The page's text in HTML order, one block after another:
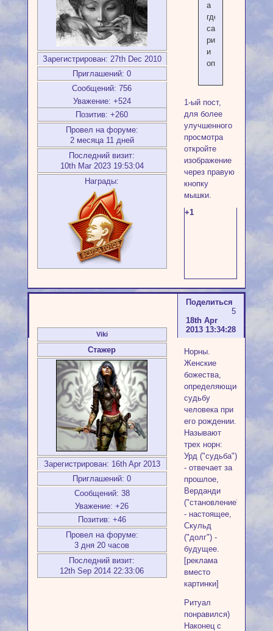
Зарегистрирован: 27th Dec 2010
Приглашений: 0
Сообщений: 756
Уважение: +524
Позитив: +260
Провел на форуме:
2 месяца 11 дней
Последний визит:
10th Mar 2023 19:53:04
Награды:
а
где
сам
ритуал
и
описание
1-ый пост,
для более
улучшенного
просмотра
откройте
изображение
через правую
кнопку
мышки.
+1
Поделиться
5
18th Apr
2013 13:34:28
Viki
Стажер
Зарегистрирован: 16th Apr 2013
Приглашений: 0
Сообщений: 38
Уважение: +26
Позитив: +46
Провел на форуме:
3 дня 20 часов
Последний визит:
12th Sep 2014 22:33:06
Норны.
Женские
божества,
определяющие
судьбу
человека при
его рождении.
Называют
трех норн:
Урд ("судьба")
- отвечает за
прошлое,
Верданди
("становление")
- настоящее,
Скульд
("долг") -
будущее.
[реклама
вместо
картинки]
Ритуал
понравился)
Наконец с